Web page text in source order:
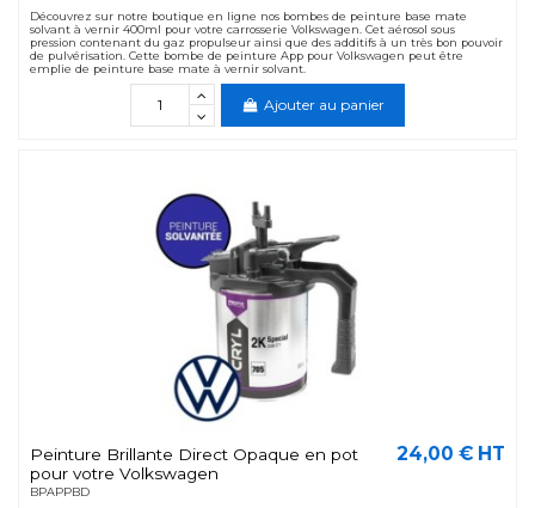
Découvrez sur notre boutique en ligne nos bombes de peinture base mate
solvant à vernir 400ml pour votre carrosserie Volkswagen. Cet aérosol sous
pression contenant du gaz propulseur ainsi que des additifs à un très bon pouvoir
de pulvérisation. Cette bombe de peinture App pour Volkswagen peut être
emplie de peinture base mate à vernir solvant.
Ajouter au panier
Peinture Brillante Direct Opaque en pot
pour votre Volkswagen
BPAPPBD
24,00 € HT